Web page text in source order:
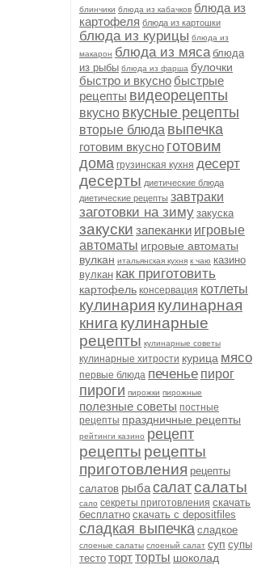
блинчики блюда из кабачков блюда из
картофеля блюда из картошки
блюда из курицы блюда из
макарон блюда из мяса блюда
из рыбы блюда из фарша булочки
быстро и вкусно быстрые
рецепты видеорецепты
вкусно вкусные рецепты
вторые блюда выпечка
готовим вкусно готовим
дома грузинская кухня десерт
десерты диетические блюда
диетические рецепты завтраки
заготовки на зиму закуска
закуски запеканки игровые
автоматы игровые автоматы
вулкан итальянская кухня к чаю казино
вулкан как приготовить
картофель консервация котлеты
кулинария кулинарная
книга кулинарные
рецепты кулинарные советы
кулинарные хитрости курица мясо
первые блюда печенье пирог
пироги пирожки пирожные
полезные советы постные
рецепты праздничные рецепты
рейтинги казино рецепт
рецепты рецепты
приготовления рецепты
салатов рыбасалатсалаты
сало секреты приготовления скачать
бесплатно скачать с depositfiles
сладкая выпечка сладкое
слоеные салаты слоеный салат суп супы
тесто тортторты шоколад